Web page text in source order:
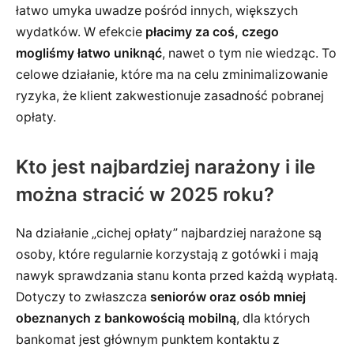
łatwo umyka uwadze pośród innych, większych
wydatków. W efekcie płacimy za coś, czego
mogliśmy łatwo uniknąć, nawet o tym nie wiedząc. To
celowe działanie, które ma na celu zminimalizowanie
ryzyka, że klient zakwestionuje zasadność pobranej
opłaty.
Kto jest najbardziej narażony i ile
można stracić w 2025 roku?
Na działanie „cichej opłaty” najbardziej narażone są
osoby, które regularnie korzystają z gotówki i mają
nawyk sprawdzania stanu konta przed każdą wypłatą.
Dotyczy to zwłaszcza seniorów oraz osób mniej
obeznanych z bankowością mobilną, dla których
bankomat jest głównym punktem kontaktu z